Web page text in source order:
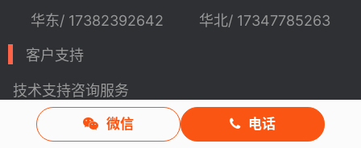
华东/ 17382392642 华北/ 17347785263
客户支持
技术支持咨询服务
服务热线：400-700-1020
微信 电话